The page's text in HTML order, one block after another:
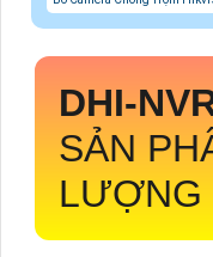
DHI-
SẢN
LƯỢNG